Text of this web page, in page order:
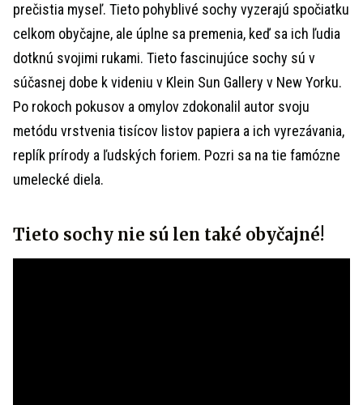
prečistia myseľ. Tieto pohyblivé sochy vyzerajú spočiatku
celkom obyčajne, ale úplne sa premenia, keď sa ich ľudia
dotknú svojimi rukami. Tieto fascinujúce sochy sú v
súčasnej dobe k videniu v Klein Sun Gallery v New Yorku.
Po rokoch pokusov a omylov zdokonalil autor svoju
metódu vrstvenia tisícov listov papiera a ich vyrezávania,
replík prírody a ľudských foriem. Pozri sa na tie famózne
umelecké diela.
Tieto sochy nie sú len také obyčajné!